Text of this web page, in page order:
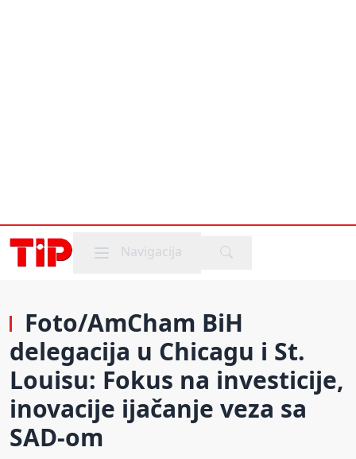
Mobile menu
Navigacija
Foto/AmCham BiH
delegacija u Chicagu i St.
Louisu: Fokus na investicije,
inovacije ijačanje veza sa
SAD-om